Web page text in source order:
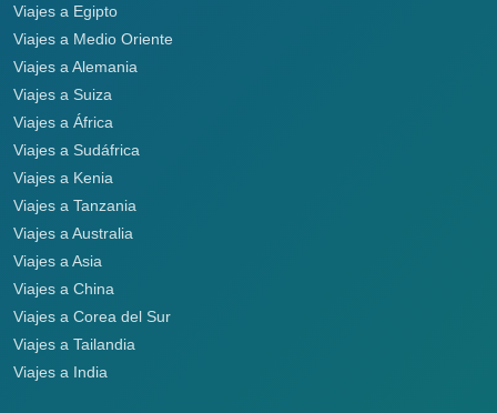
Viajes a Egipto
Viajes a Medio Oriente
Viajes a Alemania
Viajes a Suiza
Viajes a África
Viajes a Sudáfrica
Viajes a Kenia
Viajes a Tanzania
Viajes a Australia
Viajes a Asia
Viajes a China
Viajes a Corea del Sur
Viajes a Tailandia
Viajes a India